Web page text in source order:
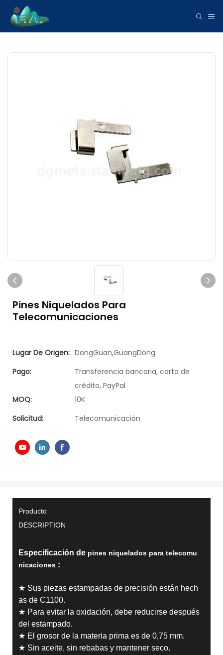
Pines Niquelados Para
Telecomunicaciones
Lugar De Origen: DongGuan,GuangDong
Pago:
Transferencia bancaria, carta de
crédito, PayPal
MOQ:
10K
Solicitud:
Telecomunicación
Producto
DESCRIPTION
Especificación de pines niquelados para telecomu
nicaciones :
★ Sus piezas estampadas de precisión están hech
as de C1100.
★ Para evitar la oxidación, debe reducirse después
del estampado.
★ El grosor de la materia prima es de 0,75 mm.
★ Sin aceite, sin rebabas y mantener seco.